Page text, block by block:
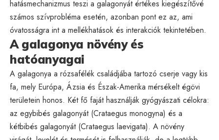
hatásmechanizmus teszi a galagonyát értékes kiegészítővé
számos szívprobléma esetén, azonban pont ez az, ami
óvatosságra int a mellékhatások és interakciók tekintetében.
A galagonya növény és
hatóanyagai
A galagonya a rózsafélék családjába tartozó cserje vagy kis
fa, mely Európa, Ázsia és Észak-Amerika mérsékelt égövi
területein honos. Két fő faját használják gyógyászati célokra:
az egybibés galagonyát (Crataegus monogyna) és a
kétbibés galagonyát (Crataegus laevigata). A növény